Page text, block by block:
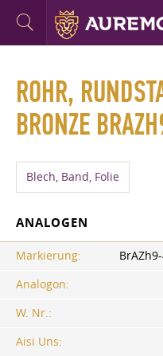
ROHR,
BRONZE
Blech, Band, Folie
ANALOGEN
Markierung:
Analogon:
W. Nr.:
Aisi Uns: